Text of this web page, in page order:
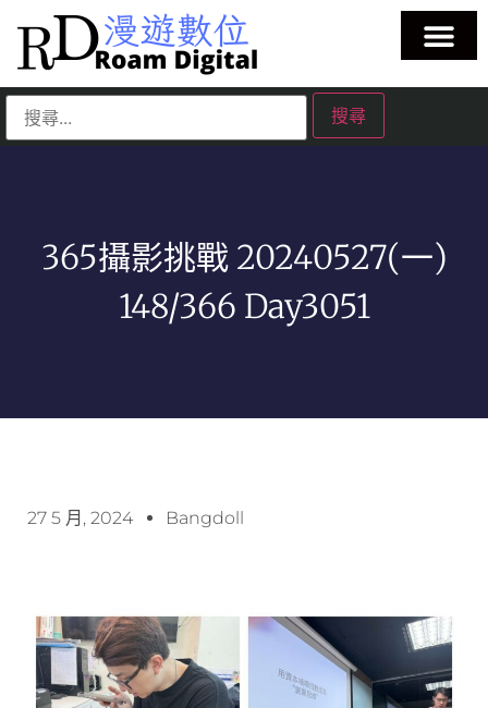
365攝影挑戰 20240527(一)
148/366 Day3051
27 5 月, 2024 Bangdoll